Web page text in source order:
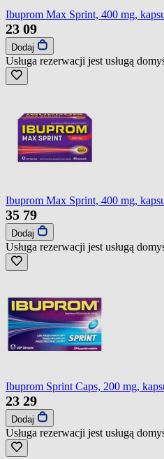
Ibuprom Max Sprint, 400 mg,
23 09
Dodaj
Usługa rezerwacji jest usługą
Ibuprom Max Sprint, 400 mg,
35 79
Dodaj
Usługa rezerwacji jest usługą
Ibuprom Sprint Caps, 200 mg,
23 29
Dodaj
Usługa rezerwacji jest usługą